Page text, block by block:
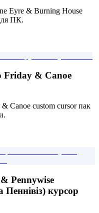
Eyre & Burning House
ПК.
Friday & Canoe
Canoe custom cursor пак
Pennywise
курсор